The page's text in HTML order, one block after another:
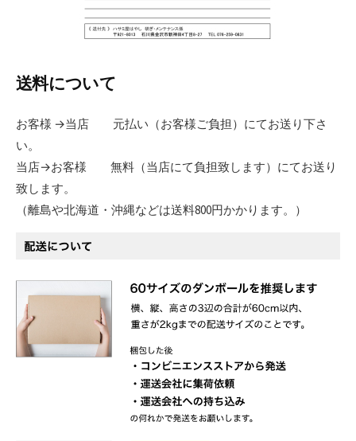
送料について
お客様 →当店 元払い（お客様ご負担）にてお送り下さ
い。
当店→お客様 無料（当店にて負担致します）にてお送り
致します。
（離島や北海道・沖縄などは送料800円かかります。）